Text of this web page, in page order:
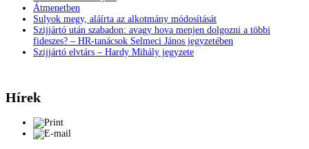
Átmenetben
Sulyok megy, aláírta az alkotmány módosítását
Szijjártó után szabadon: avagy hova menjen dolgozni a többi
fideszes? – HR-tanácsok Selmeci János jegyzetében
Szijjártó elvtárs – Hardy Mihály jegyzete
Hírek